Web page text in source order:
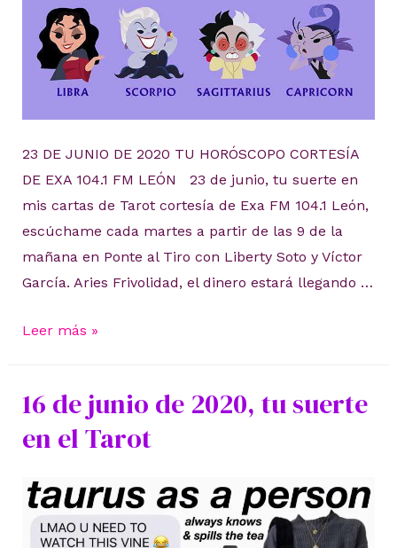
23 DE JUNIO DE 2020 TU HORÓSCOPO CORTESÍA
DE EXA 104.1 FM LEÓN 23 de junio, tu suerte en
mis cartas de Tarot cortesía de Exa FM 104.1 León,
escúchame cada martes a partir de las 9 de la
mañana en Ponte al Tiro con Liberty Soto y Víctor
García. Aries Frivolidad, el dinero estará llegando …
23
Leer más »
16 de junio de 2020, tu suerte
en el Tarot